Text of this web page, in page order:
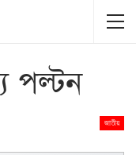
পল্টন
জাতীয়